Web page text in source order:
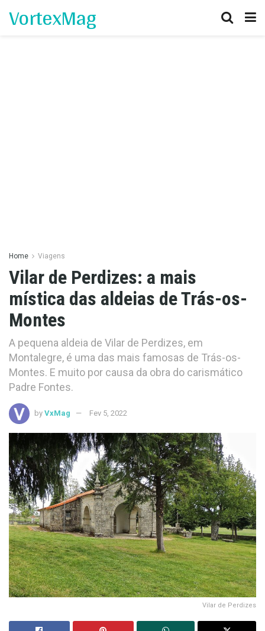
VortexMag
Home Viagens
Vilar de Perdizes: a mais
mística das aldeias de Trás-os-
Montes
A pequena aldeia de Vilar de Perdizes, em
Montalegre, é uma das mais famosas de Trás-os-
Montes. E muito por causa da obra do carismático
Padre Fontes.
by VxMag Fev 5, 2022
Vilar de Perdizes